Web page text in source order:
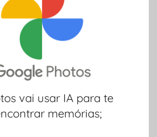
vai usar IA para te
memórias;